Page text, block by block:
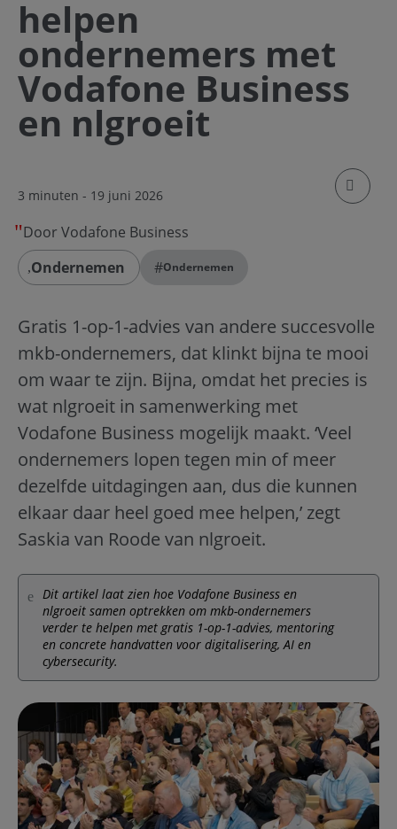
helpen
ondernemers met
Vodafone Business
en nlgroeit
3 minuten - 19 juni 2026
klik om
Door Vodafone Business
Ondernemen
#Ondernemen
Gratis 1-op-1-advies van andere succesvolle
mkb-ondernemers, dat klinkt bijna te mooi
om waar te zijn. Bijna, omdat het precies is
wat nlgroeit in samenwerking met
Vodafone Business mogelijk maakt. ‘Veel
ondernemers lopen tegen min of meer
dezelfde uitdagingen aan, dus die kunnen
elkaar daar heel goed mee helpen,’ zegt
Saskia van Roode van nlgroeit.
Dit artikel laat zien hoe Vodafone Business en
nlgroeit samen optrekken om mkb-ondernemers
verder te helpen met gratis 1-op-1-advies, mentoring
en concrete handvatten voor digitalisering, AI en
cybersecurity.